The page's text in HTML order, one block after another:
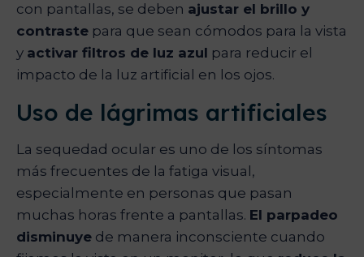
con pantallas, se deben ajustar el brillo y
contraste para que sean cómodos para la vista
y activar filtros de luz azul para reducir el
impacto de la luz artificial en los ojos.
Uso de lágrimas artificiales
La sequedad ocular es uno de los síntomas
más frecuentes de la fatiga visual,
especialmente en personas que pasan
muchas horas frente a pantallas. El parpadeo
disminuye de manera inconsciente cuando